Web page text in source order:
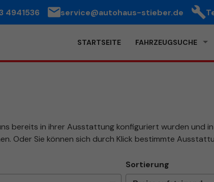
4941536 service@autohaus-stieber.de
STARTSEITE FAHRZEUGSUCHE
bereits in ihrer Ausstattung konfiguriert wurden und
Oder Sie können sich durch Klick bestimmte
Sortierung